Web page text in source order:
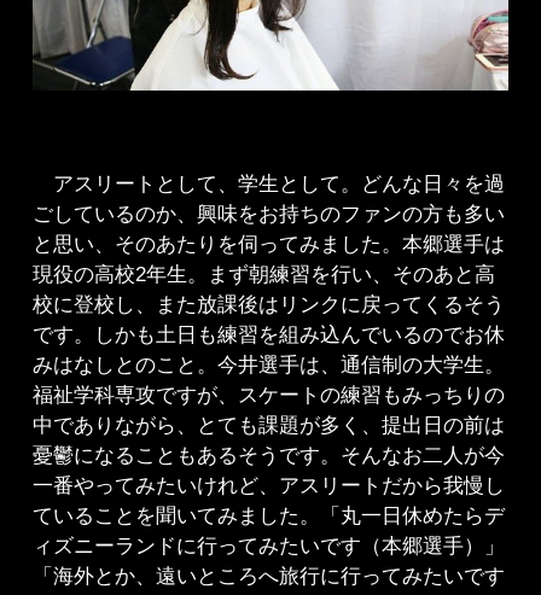
アスリートとして、学生として。どんな日々を過
ごしているのか、興味をお持ちのファンの方も多い
と思い、そのあたりを伺ってみました。本郷選手は
現役の高校2年生。まず朝練習を行い、そのあと高
校に登校し、また放課後はリンクに戻ってくるそう
です。しかも土日も練習を組み込んでいるのでお休
みはなしとのこと。今井選手は、通信制の大学生。
福祉学科専攻ですが、スケートの練習もみっちりの
中でありながら、とても課題が多く、提出日の前は
憂鬱になることもあるそうです。そんなお二人が今
一番やってみたいけれど、アスリートだから我慢し
ていることを聞いてみました。「丸一日休めたらデ
ィズニーランドに行ってみたいです（本郷選手）」
「海外とか、遠いところへ旅行に行ってみたいです